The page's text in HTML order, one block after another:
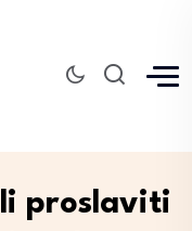
proslaviti